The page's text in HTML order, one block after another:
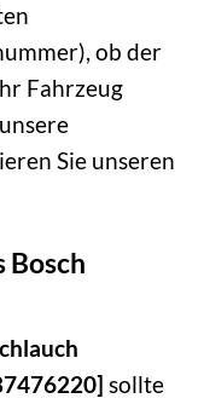
ob der
Fahrzeug
Sie unseren
Bosch
sollte